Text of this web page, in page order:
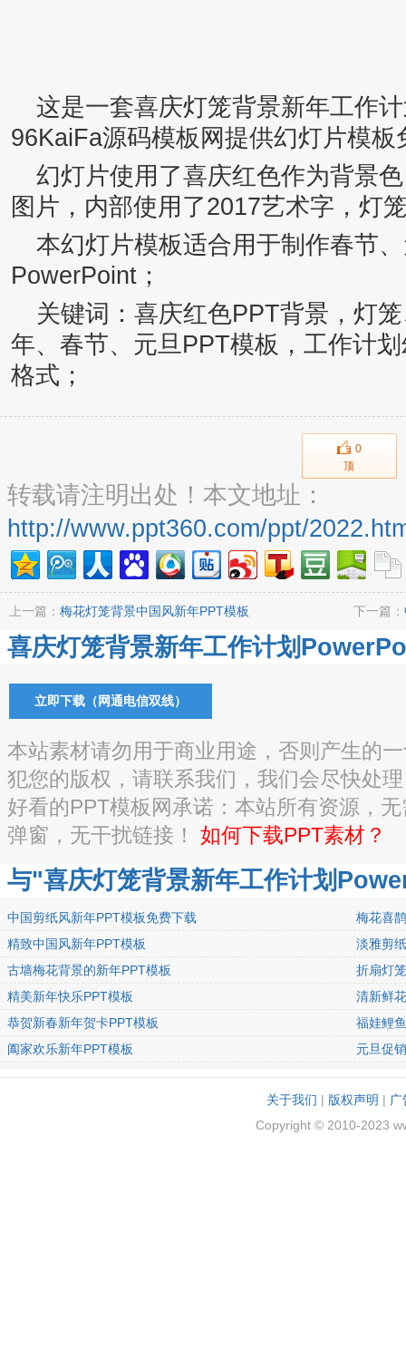
这是一套喜庆灯笼背景新年工作
96KaiFa源码模板网提供幻灯片模板
幻灯片使用了喜庆红色作为背景
图片，内部使用了2017艺术字，灯
本幻灯片模板适合用于制作春节
PowerPoint；
关键词：喜庆红色PPT背景，灯
年、春节、元旦PPT模板，工作计
格式；
0
顶
转载请注明出处！本文地址：
http://www.ppt360.com/ppt/
上一篇： 梅花灯笼背景中国风新年PPT模板 下一篇：
喜庆灯笼背景新年工作计划
立即下载（网通电信双线）
本站素材请勿用于商业用途，否则产生的
犯您的版权，请联系我们，我们会尽快处
好看的PPT模板网承诺：本站所有资源，
弹窗，无干扰链接！ 如何下载PPT素材？
与"喜庆灯笼背景新年工作计划
中国剪纸风新年PPT模板免费下载
梅花喜
精致中国风新年PPT模板
淡雅剪
古墙梅花背景的新年PPT模板
折扇灯
精美新年快乐PPT模板
清新鲜
恭贺新春新年贺卡PPT模板
福娃鲤
阖家欢乐新年PPT模板
元旦促
关于我们 | 版权声明 |
Copyright © 2010-2023